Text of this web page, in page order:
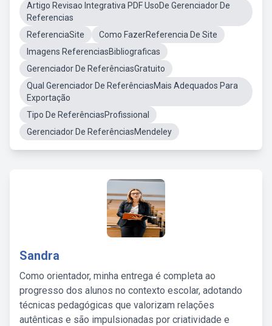
Artigo Revisao Integrativa PDF UsoDe Gerenciador De
Referencias
ReferenciaSite
Como FazerReferencia De Site
Imagens ReferenciasBibliograficas
Gerenciador De ReferênciasGratuito
Qual Gerenciador De ReferênciasMais Adequados Para
Exportação
Tipo De ReferênciasProfissional
Gerenciador De ReferênciasMendeley
Sandra
Como orientador, minha entrega é completa ao
progresso dos alunos no contexto escolar, adotando
técnicas pedagógicas que valorizam relações
autênticas e são impulsionadas por criatividade e